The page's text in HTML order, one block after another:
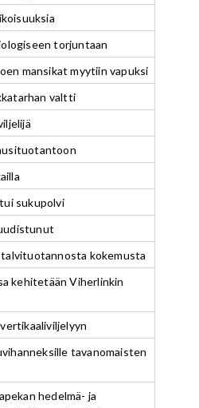
torjuntaan
mansikat myytiin vapuksi
valtti
sukupolvi
kokemusta
kehitetään Viherlinkin
tavanomaisten
hedelmä- ja